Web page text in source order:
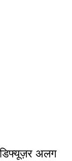
अलग